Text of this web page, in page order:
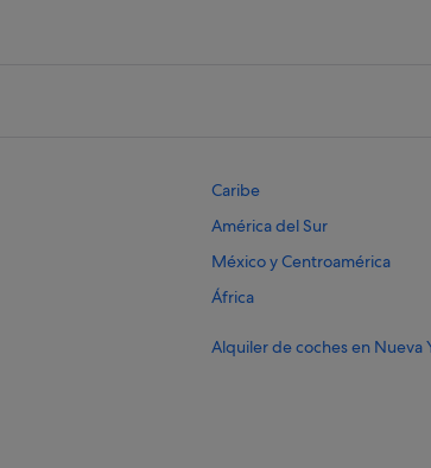
Caribe
América del Sur
México y Centroamérica
África
Alquiler de coches en Nueva